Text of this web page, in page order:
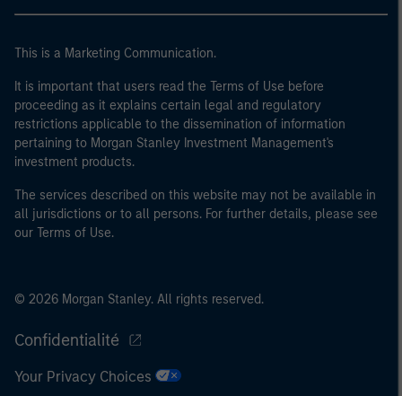
40 millions d'euros ou (iii) 2 millions d'euros de fonds
un gouvernement national ou régional, y compris les
organismes publics qui gèrent de la dette publique au
niveau national ou régional, les banques centrales, les
institutions internationales et supranationales comme
la Banque Mondiale, le FMI, la BCE, la BEI et d'autres
organisations internationales similaires agissant pour
leur propre compte.
Veuillez noter que la notion d’Investisseur professionnel
This is a Marketing Communication.
It is important that users read the Terms of Use before
proceeding as it explains certain legal and regulatory
restrictions applicable to the dissemination of information
pertaining to Morgan Stanley Investment Management's
investment products.
The services described on this website may not be available in
all jurisdictions or to all persons. For further details, please see
our Terms of Use.
© 2026 Morgan Stanley. All rights reserved.
Confidentialité
Your Privacy Choices